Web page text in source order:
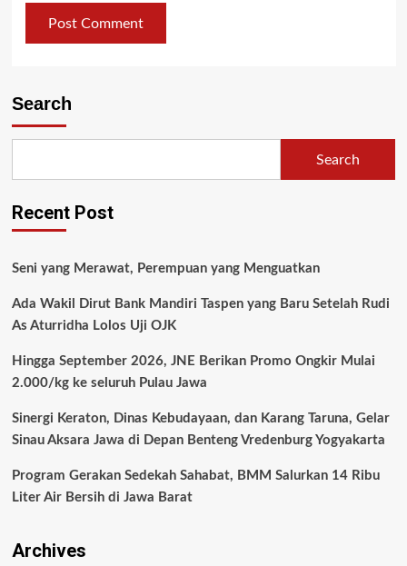
Search
Search
Recent Post
Seni yang Merawat, Perempuan yang Menguatkan
Ada Wakil Dirut Bank Mandiri Taspen yang Baru Setelah Rudi
As Aturridha Lolos Uji OJK
Hingga September 2026, JNE Berikan Promo Ongkir Mulai
2.000/kg ke seluruh Pulau Jawa
Sinergi Keraton, Dinas Kebudayaan, dan Karang Taruna, Gelar
Sinau Aksara Jawa di Depan Benteng Vredenburg Yogyakarta
Program Gerakan Sedekah Sahabat, BMM Salurkan 14 Ribu
Liter Air Bersih di Jawa Barat
Archives